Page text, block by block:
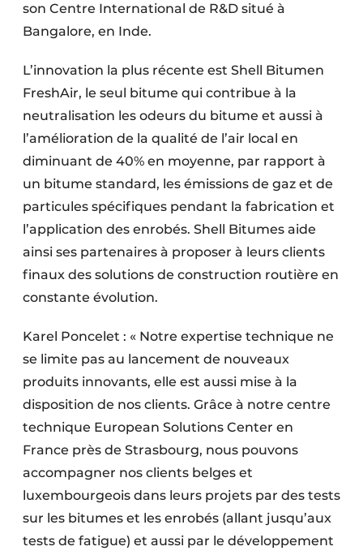
son Centre International de R&D situé à
Bangalore, en Inde.
L’innovation la plus récente est Shell Bitumen
FreshAir, le seul bitume qui contribue à la
neutralisation les odeurs du bitume et aussi à
l’amélioration de la qualité de l’air local en
diminuant de 40% en moyenne, par rapport à
un bitume standard, les émissions de gaz et de
particules spécifiques pendant la fabrication et
l’application des enrobés. Shell Bitumes aide
ainsi ses partenaires à proposer à leurs clients
finaux des solutions de construction routière en
constante évolution.
Karel Poncelet : « Notre expertise technique ne
se limite pas au lancement de nouveaux
produits innovants, elle est aussi mise à la
disposition de nos clients. Grâce à notre centre
technique European Solutions Center en
France près de Strasbourg, nous pouvons
accompagner nos clients belges et
luxembourgeois dans leurs projets par des tests
sur les bitumes et les enrobés (allant jusqu’aux
tests de fatigue) et aussi par le développement